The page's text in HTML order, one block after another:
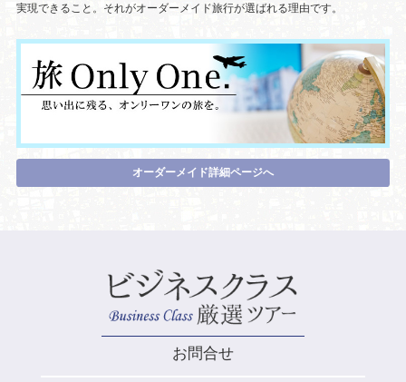
実現できること。それがオーダーメイド旅行が選ばれる理由です。
オーダーメイド詳細ページへ
お問合せ